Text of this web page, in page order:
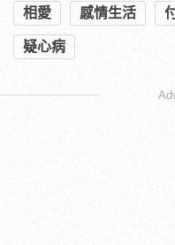
相愛 感情生活
疑心病